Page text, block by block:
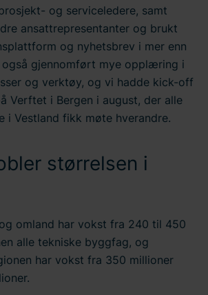
og serviceledere, samt
ansattrepresentanter og brukt
og nyhetsbrev i mer enn
også gjennomført mye opplæring i
og verktøy, og vi hadde kick-off
Verftet i Bergen i august, der alle
i Vestland fikk møte hverandre.
størrelsen i
omland har vokst fra 240 til 450
alle tekniske byggfag, og
har vokst fra 350 millioner